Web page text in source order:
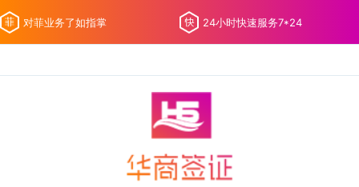
对菲业务了如指掌 24小时快速服务7*24